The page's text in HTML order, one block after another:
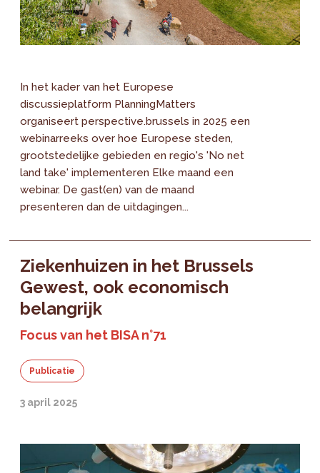
In het kader van het Europese
discussieplatform PlanningMatters
organiseert perspective.brussels in 2025 een
webinarreeks over hoe Europese steden,
grootstedelijke gebieden en regio's 'No net
land take' implementeren Elke maand een
webinar. De gast(en) van de maand
presenteren dan de uitdagingen...
Ziekenhuizen in het Brussels
Gewest, ook economisch
belangrijk
Focus van het BISA n°71
Publicatie
3 april 2025